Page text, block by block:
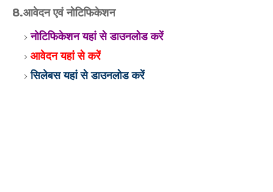
8.आवेदन एवं नोटिफिकेशन
नोटिफिकेशन यहां से डाउनलोड करें
आवेदन यहां से करें
सिलेबस यहां से डाउनलोड करें